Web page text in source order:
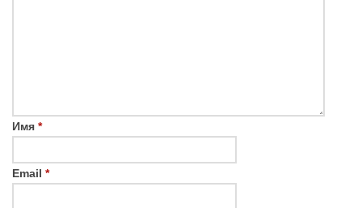
Имя *
Email *